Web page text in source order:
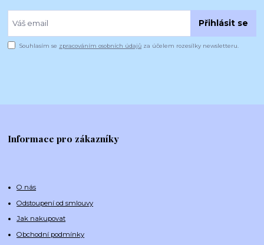
Přihlásit se
Souhlasím se zpracováním osobních údajů za účelem rozesílky newsletteru.
Informace pro zákazníky
O nás
Odstoupení od smlouvy
Jak nakupovat
Obchodní podmínky